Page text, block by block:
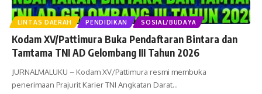
LINTAS DAERAH PENDIDIKAN SOSIAL/BUDAYA
Kodam XV/Pattimura Buka Pendaftaran Bintara dan
Tamtama TNI AD Gelombang III Tahun 2026
JURNALMALUKU – Kodam XV/Pattimura resmi membuka
penerimaan Prajurit Karier TNI Angkatan Darat…